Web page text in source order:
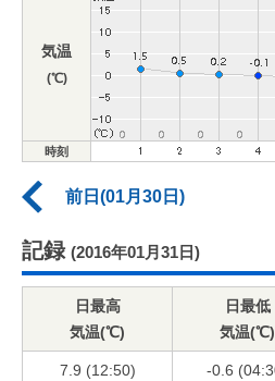
気温
(℃)
時刻
前日(01月30日)
記録 (2016年01月31日)
日最高
気温(℃)
日最低
気温(℃)
7.9 (12:50) -0.6